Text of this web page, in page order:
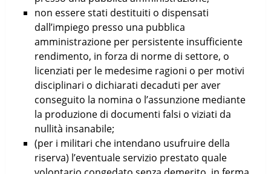
non essere stati destituiti o dispensati
dall’impiego presso una pubblica
amministrazione per persistente insufficiente
rendimento, in forza di norme di settore, o
licenziati per le medesime ragioni o per motivi
disciplinari o dichiarati decaduti per aver
conseguito la nomina o l’assunzione mediante
la produzione di documenti falsi o viziati da
nullità insanabile;
(per i militari che intendano usufruire della
riserva) l’eventuale servizio prestato quale